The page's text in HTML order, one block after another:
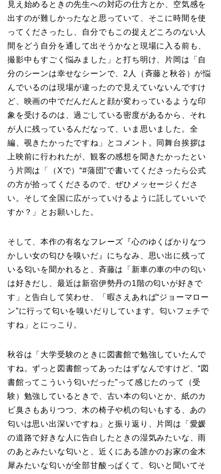
見え始めるときの先生への対応の仕方とか、空気感を
出すのが難しかったなと思っていて、そこに時間を使
ってくださったし、自分でもこの捉えどころのない人
間をどう自分を通して出そうかなと現場に入る前も、
撮影中もすごく悩みました」と打ち明け、片岡は「自
分のシーンは幸せなシーンで、2人（斉藤と秋谷）が悩
んでいるのは現場が違ったので見えていないんですけ
ど、映画の中でだんだんと顔が変わっているような印
象を受けるのは、過ごしている密度があるから、それ
が人に残っているんだなって、いま思いました。全
編、覗きたかったですね」とコメント。同舞台挨拶は
上映前に行われたが、観客の感想を聞きたかったとい
う片岡は「（Xで）“#蒲団”で書いてくださったら公式
の方が拾ってくださるので、ぜひメッセージくださ
い。そして全国に広がっていけるように託していいで
すか？」とお願いした。
そして、本作の有名なフレーズ『心のゆくばかりなつ
かしい女の匂ひを嗅いだ』にちなみ、思い出に残って
いる匂いを聞かれると、斉藤は「新車の車の中の匂い
は好きだし、最近は新宿伊勢丹の1階の匂いが好きで
す」と告白して笑わせ、「暇さえあれば“ジョーマロー
ン”に行って匂いを嗅いだりしています。匂いフェチで
すね」とにっこり。
秋谷は「大学受験のときに図書館で勉強していたんで
すね。ずっと図書館ってあったはずなんですけど、“図
書館ってこういう匂いだった”って感じたのって（受
験）勉強しているときで、古い本の匂いとか、紙のカ
ビ臭さもありつつ、木の椅子や机の匂いもする、あの
匂いは思い出深いですね」と振り返り、片岡は「愛媛
の道路で好きな人に告白したときの湿気みたいな、雨
のあとみたいな匂いと、近くにある誰かのお家の金木
犀みたいな匂いが全部甘酸っぱくて、匂いと聞いてそ